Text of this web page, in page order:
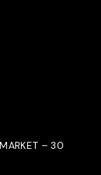
– 30